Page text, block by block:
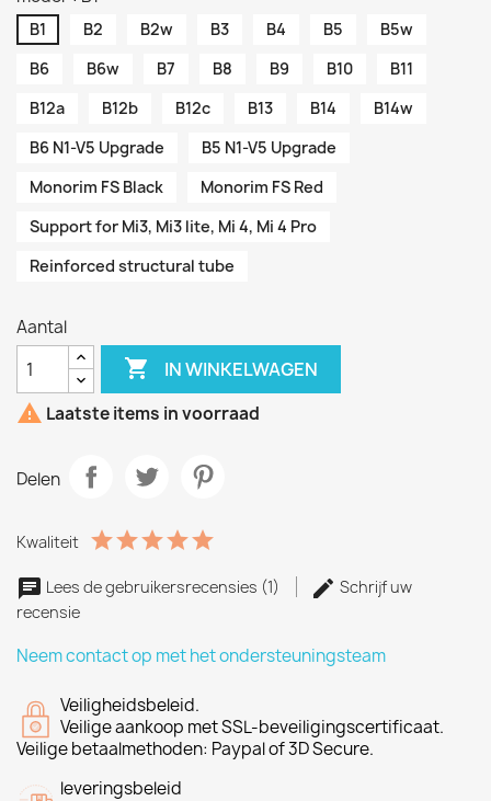
B1 B2 B2w B3 B4 B5
B5w
B6
B6w B7 B8 B9 B10
B11
B12a
B12b B12c B13 B14
B14w
B6 N1-V5 Upgrade
B5 N1-V5 Upgrade
Monorim FS Black
Monorim FS Red
Support for Mi3, Mi3 lite, Mi 4, Mi 4 Pro
Reinforced structural tube
Aantal
 IN WINKELWAGEN
 Laatste items in voorraad
Delen
Kwaliteit
Lees de gebruikersrecensies (1)
Schrijf uw
recensie
Neem contact op met het ondersteuningsteam
Veiligheidsbeleid.
Veilige aankoop met SSL-beveiligingscertificaat.
Veilige betaalmethoden: Paypal of 3D Secure.
leveringsbeleid